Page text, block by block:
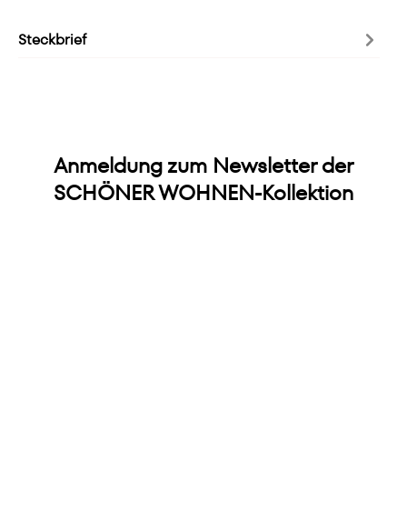
Steckbrief
Anmeldung zum Newsletter der
SCHÖNER WOHNEN-Kollektion